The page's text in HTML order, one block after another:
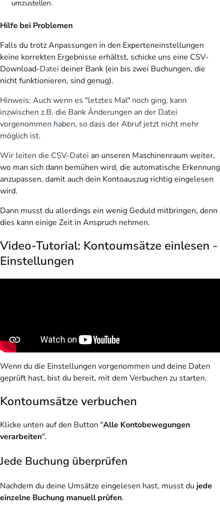
umzustellen.
Hilfe bei Problemen
Falls du trotz Anpassungen in den Experteneinstellungen
keine korrekten Ergebnisse erhältst, schicke uns eine CSV-
Download-Datei deiner Bank (ein bis zwei Buchungen, die
nicht funktionieren, sind genug).
Hinweis: Auch wenn es "letztes Mal" noch ging, kann
inzwischen z.B. die Bank Änderungen an der Datei
vorgenommen haben, so dass der Abruf jetzt nicht mehr
möglich ist.
Wir leiten die CSV-Datei an unseren Maschinenraum weiter,
wo man sich dann bemühen wird, die automatische Erkennung
anzupassen, damit auch dein Kontoauszug richtig eingelesen
wird.
Dann musst du allerdings ein wenig Geduld mitbringen, denn
dies kann einige Zeit in Anspruch nehmen.
Video-Tutorial: Kontoumsätze einlesen -
Einstellungen
Wenn du die Einstellungen vorgenommen und deine Daten
geprüft hast, bist du bereit, mit dem Verbuchen zu starten.
Kontoumsätze verbuchen
Klicke unten auf den Button "Alle Kontobewegungen
verarbeiten".
Jede Buchung überprüfen
Nachdem du deine Umsätze eingelesen hast, musst du jede
einzelne Buchung manuell prüfen.